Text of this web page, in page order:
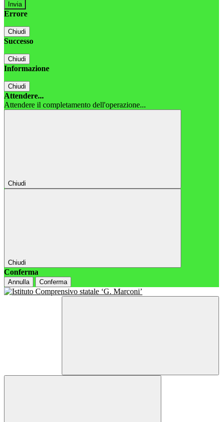
Errore
Chiudi
Successo
Chiudi
Informazione
Chiudi
Attendere...
Attendere il completamento dell'operazione...
Chiudi
Chiudi
Conferma
Annulla Conferma